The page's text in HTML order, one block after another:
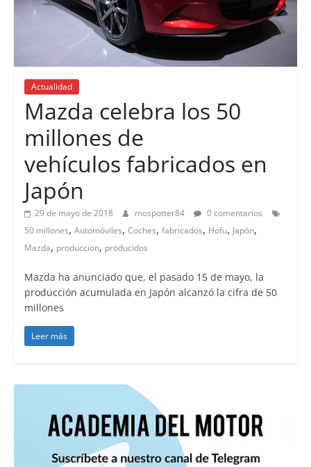
Actualidad
Mazda celebra los 50
millones de
vehículos fabricados en
Japón
29 de mayo de 2018 mospotter84
0 comentarios
50 millones, Automóviles, Coches, fabricados, Hofu, Japón,
Mazda, produccion, producidos
Mazda ha anunciado que, el pasado 15 de mayo, la
producción acumulada en Japón alcanzó la cifra de 50
millones
Leer más